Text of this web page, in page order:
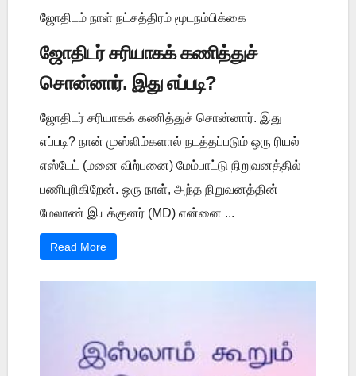
ஜோதிடம் நாள் நட்சத்திரம் மூடநம்பிக்கை
ஜோதிடர் சரியாகக் கணித்துச்
சொன்னார். இது எப்படி?
ஜோதிடர் சரியாகக் கணித்துச் சொன்னார். இது
எப்படி? நான் முஸ்லிம்களால் நடத்தப்படும் ஒரு ரியல்
எஸ்டேட் (மனை விற்பனை) மேம்பாட்டு நிறுவனத்தில்
பணிபுரிகிறேன். ஒரு நாள், அந்த நிறுவனத்தின்
மேலாண் இயக்குனர் (MD) என்னை ...
Read More